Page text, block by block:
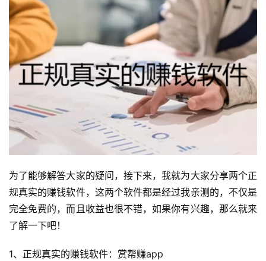
为了能够解答大家的疑问，接下来，我就为大家分享两个正
规真实的赚钱软件，这两个软件都是经过我亲测的，不仅是
完全免费的，而且收益也很不错，如果你有兴趣，那么就来
了解一下吧！
1、正规真实的赚钱软件：赏帮赚app